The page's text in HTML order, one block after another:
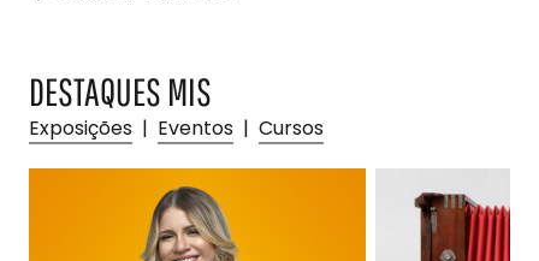
DESTAQUES MIS
Exposições | Eventos | Cursos